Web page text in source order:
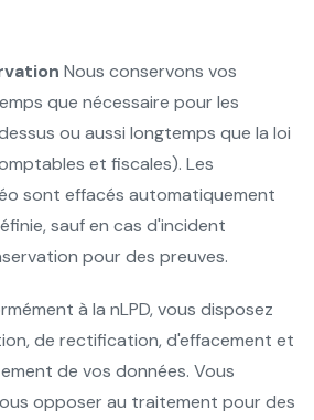
Nous conservons vos
que nécessaire pour les
ou aussi longtemps que la loi
et fiscales). Les
sont effacés automatiquement
sauf en cas d'incident
pour des preuves.
à la nLPD, vous disposez
de rectification, d'effacement et
de vos données. Vous
opposer au traitement pour des